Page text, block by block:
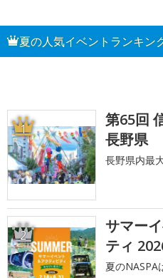
夏の人気イベントランキン
1
第65回
長野県
長野県内最
2
サマー
ティ
夏のNASPA